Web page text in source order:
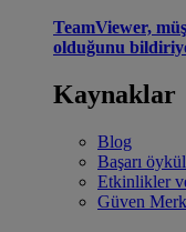
TeamViewer,
olduğunu
Kaynaklar
Blog
Başarı
Etkinlikler
Güven